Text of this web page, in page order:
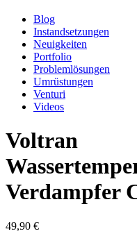
Blog
Instandsetzungen
Neuigkeiten
Portfolio
Problemlösungen
Umrüstungen
Venturi
Videos
Voltran
Verdampfer
49,90 €